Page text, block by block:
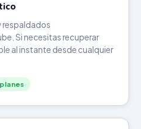
respaldados
Si necesitas recuperar
al instante desde cualquier